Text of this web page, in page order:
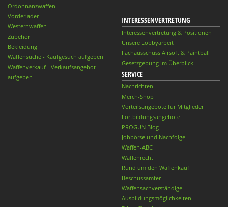
Ordonnanzwaffen
Vorderlader
Westernwaffen
Zubehör
Bekleidung
Waffensuche - Kaufgesuch aufgeben
Waffenverkauf - Verkaufsangebot
aufgeben
INTERESSENVERTRETUNG
Interessenvertretung & Positionen
Unsere Lobbyarbeit
Fachausschuss Airsoft & Paintball
Gesetzgebung im Überblick
SERVICE
Nachrichten
Merch-Shop
Vorteilsangebote für Mitglieder
Fortbildungsangebote
PROGUN Blog
Jobbörse und Nachfolge
Waffen-ABC
Waffenrecht
Rund um den Waffenkauf
Beschussämter
Waffensachverständige
Ausbildungsmöglichkeiten